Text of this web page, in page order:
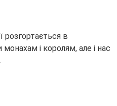
розгортається в
і королям, але і нас